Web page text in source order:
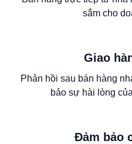
sắm cho
Giao
Phản hồi sau bán hàng
bảo sự hài lòng
Đảm bảo